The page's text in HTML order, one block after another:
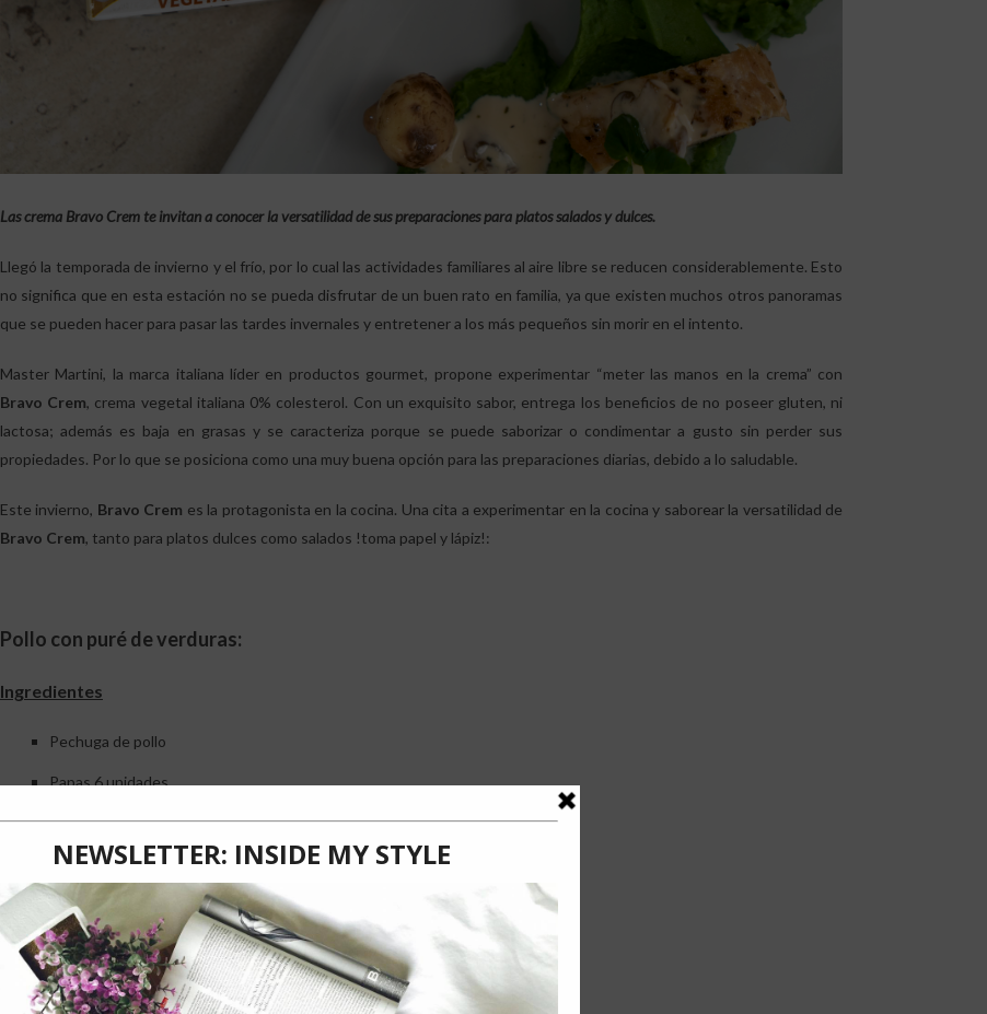
Las crema Bravo Crem te invitan a conocer la versatilidad de sus preparaciones para platos salados y dulces.
Llegó la temporada de invierno y el frío, por lo cual las actividades familiares al aire libre se reducen considerablemente. Esto
no significa que en esta estación no se pueda disfrutar de un buen rato en familia, ya que existen muchos otros panoramas
que se pueden hacer para pasar las tardes invernales y entretener a los más pequeños sin morir en el intento.
Master Martini, la marca italiana líder en productos gourmet, propone experimentar “meter las manos en la crema” con
Bravo Crem, crema vegetal italiana 0% colesterol. Con un exquisito sabor, entrega los beneficios de no poseer gluten, ni
lactosa; además es baja en grasas y se caracteriza porque se puede saborizar o condimentar a gusto sin perder sus
propiedades. Por lo que se posiciona como una muy buena opción para las preparaciones diarias, debido a lo saludable.
Este invierno, Bravo Crem es la protagonista en la cocina. Una cita a experimentar en la cocina y saborear la versatilidad de
Bravo Crem, tanto para platos dulces como salados !toma papel y lápiz!:
Pollo con puré de verduras:
Ingredientes
Pechuga de pollo
Papas 6 unidades
Espinaca 200 gr
Crema Bravo Crem 200gr
Champiñones 200gr
Berros c/n
Orégano c/n